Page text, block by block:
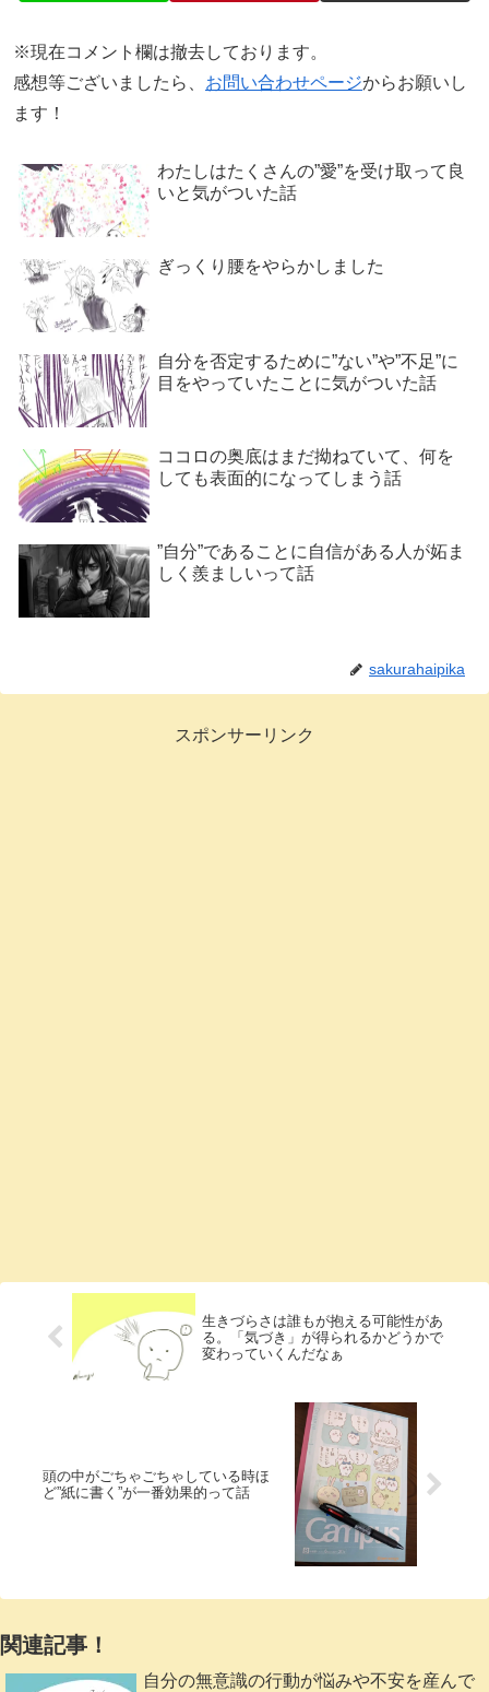
※現在コメント欄は撤去しております。
感想等ございましたら、 お問い合わせページからお願いし
ます！
わたしはたくさんの”愛”を受け取って良
いと気がついた話
ぎっくり腰をやらかしました
自分を否定するために”ない”や”不足”に
目をやっていたことに気がついた話
ココロの奥底はまだ拗ねていて、何を
しても表面的になってしまう話
”自分”であることに自信がある人が妬ま
しく羨ましいって話
sakurahaipika
スポンサーリンク
生きづらさは誰もが抱える可能性があ
る。「気づき」が得られるかどうかで
変わっていくんだなぁ
頭の中がごちゃごちゃしている時ほ
ど”紙に書く”が一番効果的って話
関連記事！
自分の無意識の行動が悩みや不安を産んで